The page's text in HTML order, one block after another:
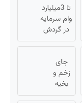
تا 3میلیارد
وام سرمایه
در گردش
فروشندگان
فروشگاهت
رو ثبت کن
جای
زخم و
بخیه
داری؟؟